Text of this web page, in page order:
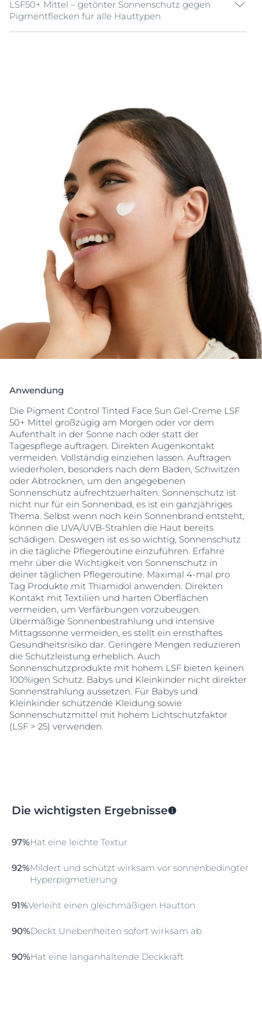
LSF50+ Mittel – getönter Sonnenschutz gegen
Pigmentflecken für alle Hauttypen
Hyperpigmentierungen und einem unregelmäßigen
Hautbild führen kann.
Eucerin Pigment Control Tinted Face Sun Gel-Creme
LSF50+ Mittel ist eine getönte Sonnencreme, die einen
gleichmäßigen Teint verleiht und vor
sonnenbedingten Pigmentflecken schützt. Die Formel
enthält Thiamidol, einen effektiven und patentierten
Pflegewirkstoff, der auf den Ursprung der
Melaninproduktion einwirkt. Er sorgt für das
Verblassen von Pigmentflecken bei regelmäßiger
Anwendung, bis sich der Hautton insgesamt
verbessert. Die Creme ist für die tägliche Anwendung
geeignet.
Die Advanced Spectral Technology der Sonnencreme
kombiniert UVA/UVB-Filter für UV-Schutz mit dem
Wirkstoff Licochalcone A, der freie Radikale
neutralisiert. Außerdem ist Glycyrrhetinsäure, welche
die hauteigene DNA-Reparatur unterstützt. Die
enthaltenen Farbpigmente gleichen sofort
Hautunebenheiten aus und verleihen einen
gleichmäßigeren und strahlenden Teint.
und sehr gut verträglich für empfindliche Haut. Sie hat
schnell ein.
Anwendung
Die Pigment Control Tinted Face Sun Gel-Creme LSF
50+ Mittel großzügig am Morgen oder vor dem
Aufenthalt in der Sonne nach oder statt der
Tagespflege auftragen. Direkten Augenkontakt
vermeiden. Vollständig einziehen lassen. Auftragen
wiederholen, besonders nach dem Baden, Schwitzen
oder Abtrocknen, um den angegebenen
Sonnenschutz aufrechtzuerhalten. Sonnenschutz ist
nicht nur für ein Sonnenbad, es ist ein ganzjähriges
Thema. Selbst wenn noch kein Sonnenbrand entsteht,
können die UVA/UVB-Strahlen die Haut bereits
schädigen. Deswegen ist es so wichtig, Sonnenschutz
in die tägliche Pflegeroutine einzuführen. Erfahre
mehr über die Wichtigkeit von Sonnenschutz in
deiner täglichen Pflegeroutine. Maximal 4-mal pro
Tag Produkte mit Thiamidol anwenden. Direkten
Kontakt mit Textilien und harten Oberflächen
vermeiden, um Verfärbungen vorzubeugen.
Übermäßige Sonnenbestrahlung und intensive
Mittagssonne vermeiden, es stellt ein ernsthaftes
Gesundheitsrisiko dar. Geringere Mengen reduzieren
die Schutzleistung erheblich. Auch
Sonnenschutzprodukte mit hohem LSF bieten keinen
100%igen Schutz. Babys und Kleinkinder nicht direkter
Sonnenstrahlung aussetzen. Für Babys und
Kleinkinder schützende Kleidung sowie
Sonnenschutzmittel mit hohem Lichtschutzfaktor
(LSF > 25) verwenden.
Die wichtigsten Ergebnisse
97%Hat eine leichte Textur
92%Mildert und schützt wirksam vor sonnenbedingter
Hyperpigmetierung
91%Verleiht einen gleichmäßigen Hautton
90%Deckt Unebenheiten sofort wirksam ab
90%Hat eine langanhaltende Deckkraft